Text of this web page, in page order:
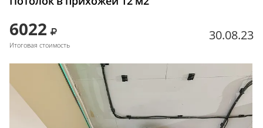
6022
Итоговая стоимость
30.08.23